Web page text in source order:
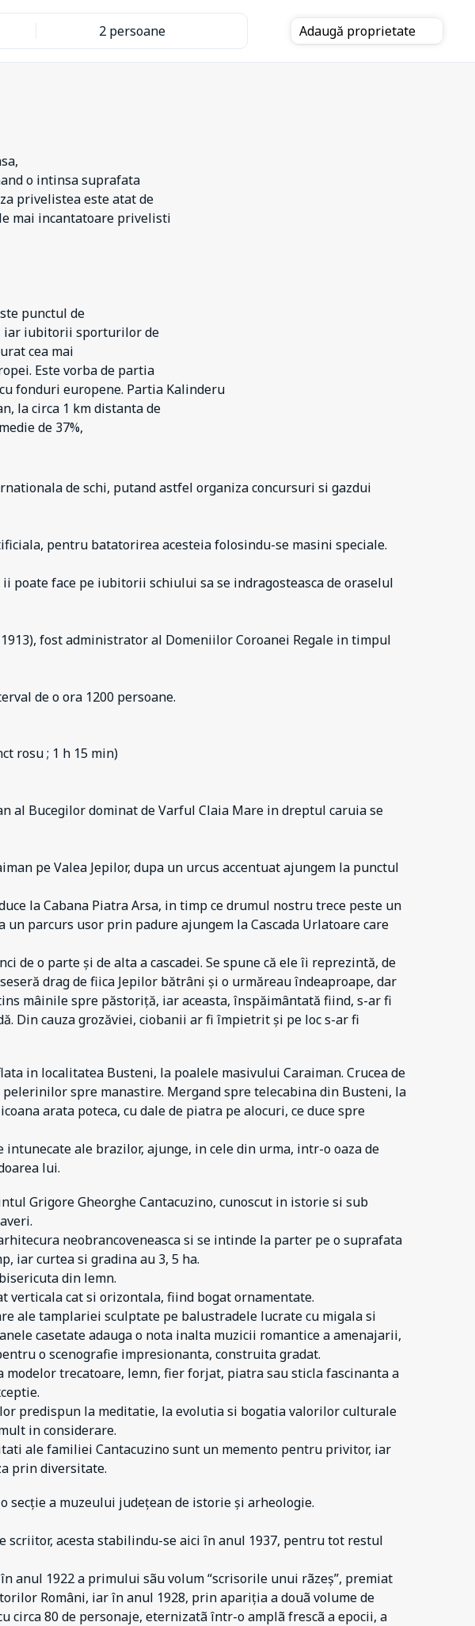
2 persoane Adaugă proprietate
o intinsa suprafata
privelistea este atat de
mai incantatoare privelisti
punctul de
iar iubitorii sporturilor de
cea mai
Este vorba de partia
fonduri europene. Partia Kalinderu
la circa 1 km distanta de
de 37%,
de schi, putand astfel organiza concursuri si gazdui
pentru batatorirea acesteia folosindu-se masini speciale.
poate face pe iubitorii schiului sa se indragosteasca de oraselul
fost administrator al Domeniilor Coroanei Regale in timpul
de o ora 1200 persoane.
rosu ; 1 h 15 min)
al Bucegilor dominat de Varful Claia Mare in dreptul caruia se
pe Valea Jepilor, dupa un urcus accentuat ajungem la punctul
la Cabana Piatra Arsa, in timp ce drumul nostru trece peste un
un parcurs usor prin padure ajungem la Cascada Urlatoare care
de o parte și de alta a cascadei. Se spune că ele îi reprezintă, de
drag de fiica Jepilor bătrâni și o urmăreau îndeaproape, dar
mâinile spre păstoriță, iar aceasta, înspăimântată fiind, s-ar fi
Din cauza grozăviei, ciobanii ar fi împietrit și pe loc s-ar fi
in localitatea Busteni, la poalele masivului Caraiman. Crucea de
spre manastire. Mergand spre telecabina din Busteni, la
arata poteca, cu dale de piatra pe alocuri, ce duce spre
intunecate ale brazilor, ajunge, in cele din urma, intr-o oaza de
lui.
Grigore Gheorghe Cantacuzino, cunoscut in istorie si sub
neobrancoveneasca si se intinde la parter pe o suprafata
iar curtea si gradina au 3, 5 ha.
din lemn.
verticala cat si orizontala, fiind bogat ornamentate.
ale tamplariei sculptate pe balustradele lucrate cu migala si
casetate adauga o nota inalta muzicii romantice a amenajarii,
o scenografie impresionanta, construita gradat.
trecatoare, lemn, fier forjat, piatra sau sticla fascinanta a
predispun la meditatie, la evolutia si bogatia valorilor culturale
in considerare.
ale familiei Cantacuzino sunt un memento pentru privitor, iar
prin diversitate.
secție a muzeului județean de istorie și arheologie.
scriitor, acesta stabilindu-se aici în anul 1937, pentru tot restul
anul 1922 a primului sãu volum “scrisorile unui rãzeș”, premiat
Români, iar în anul 1928, prin apariția a douã volume de
circa 80 de personaje, eternizatã într-o amplã frescã a epocii, a